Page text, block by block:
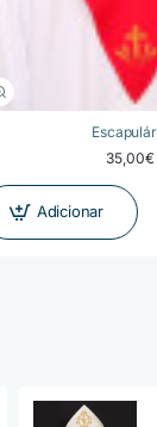
35,00€
Adicionar